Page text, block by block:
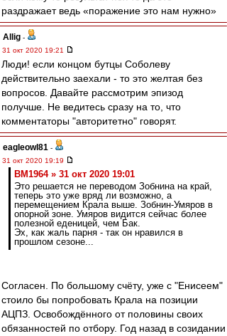
раздражает ведь «поражение это нам нужно»
Allig -
31 окт 2020 19:21
Люди! если концом бутцы Соболеву
действительно заехали - то это желтая без
вопросов. Давайте рассмотрим эпизод
получше. Не ведитесь сразу на то, что
комментаторы "авторитетно" говорят.
eagleowl81 -
31 окт 2020 19:19
BM1964 » 31 окт 2020 19:01
Это решается не переводом Зобнина на край,
теперь это уже вряд ли возможно, а
перемещением Крала выше. Зобнин-Умяров в
опорной зоне. Умяров видится сейчас более
полезной еденицей, чем Бак.
Эх, как жаль парня - так он нравился в
прошлом сезоне...
Согласен. По большому счёту, уже с "Енисеем"
стоило бы попробовать Крала на позиции
АЦПЗ. Освобождённого от половины своих
обязанностей по отбору. Год назад в созидании